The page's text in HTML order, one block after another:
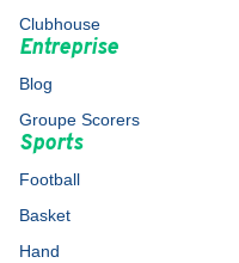
Clubhouse
Entreprise
Blog
Groupe Scorers
Sports
Football
Basket
Hand